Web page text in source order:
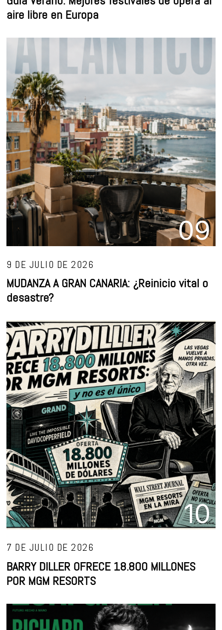
09
MUDANZA A GRAN CANARIA: ¿Reinicio vital o
desastre?
10
BARRY DILLER OFRECE 18.800 MILLONES
POR MGM RESORTS